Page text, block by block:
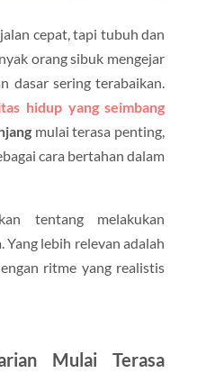
cepat, tapi tubuh dan
orang sibuk mengejar
dasar sering terabaikan.
hidup yang seimbang
mulai terasa penting,
cara bertahan dalam
tentang melakukan
Yang lebih relevan adalah
ritme yang realistis
Mulai Terasa